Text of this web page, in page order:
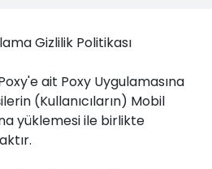
Gizlilik Politikası
ait Poxy Uygulamasına
(Kullanıcıların) Mobil
yüklemesi ile birlikte